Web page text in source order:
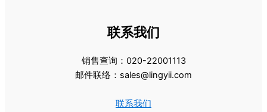
联系我们
销售查询：020-22001113
邮件联络：sales@lingyii.com
联系我们